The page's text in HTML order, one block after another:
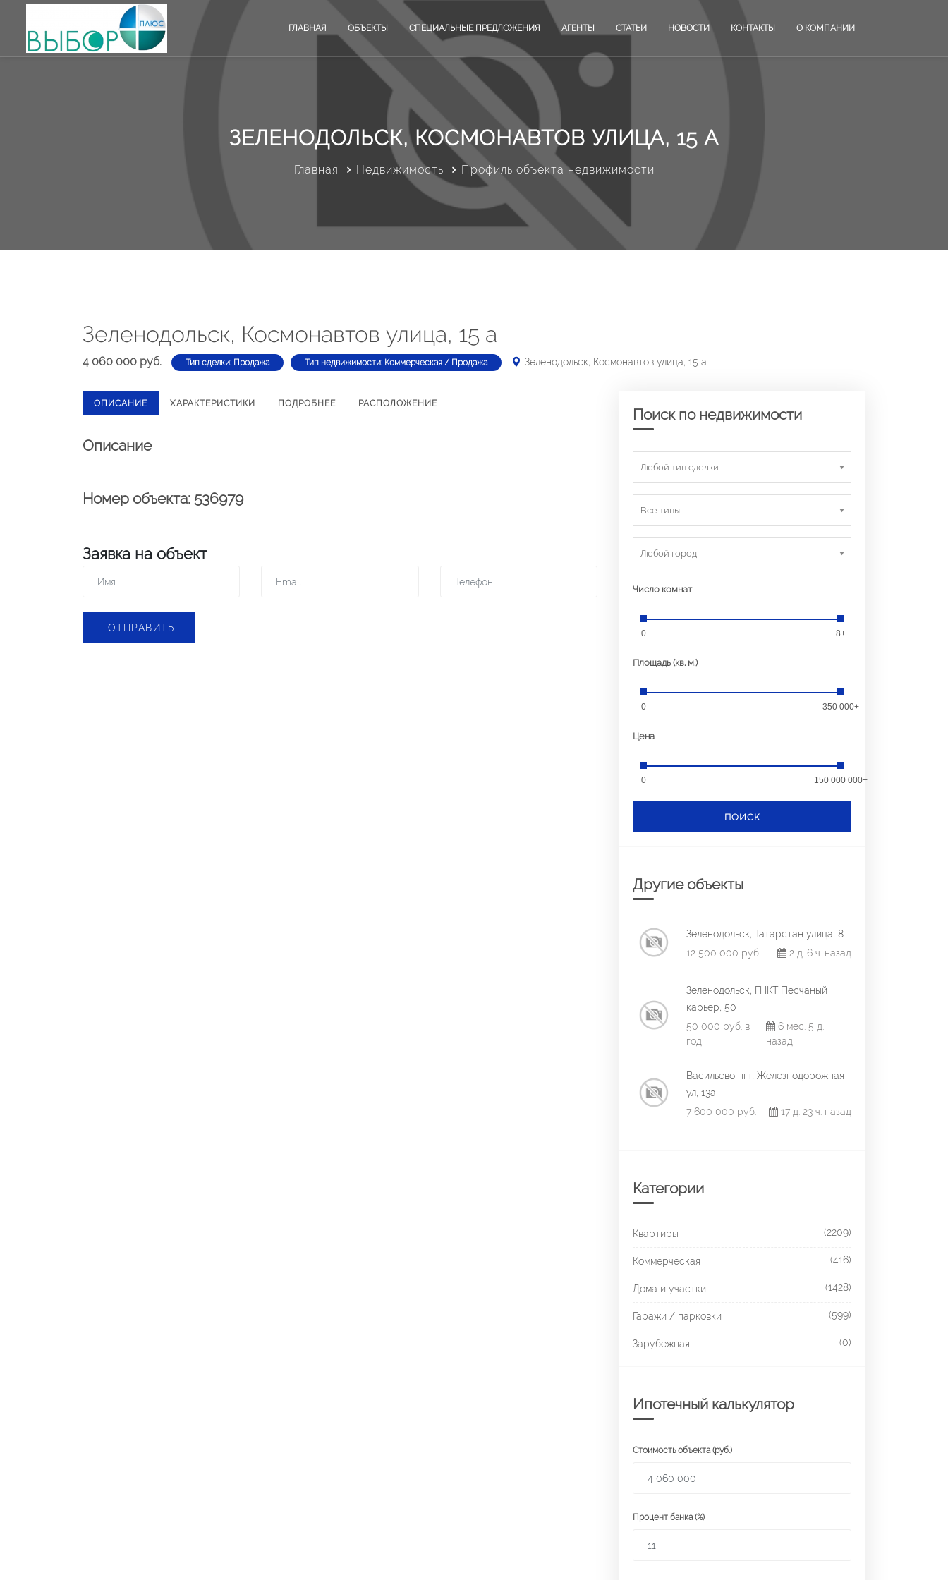
ГЛАВНАЯ ОБЪЕКТЫ СПЕЦИАЛЬНЫЕ ПРЕДЛОЖЕНИЯ АГЕНТЫ СТАТЬИ НОВОСТИ КОНТАКТЫ О КОМПАНИИ
ЗЕЛЕНОДОЛЬСК, КОСМОНАВТОВ УЛИЦА, 15 А
Главная Недвижимость Профиль объекта недвижимости
Зеленодольск, Космонавтов улица, 15 а
4 060 000 руб. Тип сделки: Продажа Тип недвижимости: Коммерческая / Продажа Зеленодольск, Космонавтов улица, 15 а
ОПИСАНИЕ ХАРАКТЕРИСТИКИ ПОДРОБНЕЕ РАСПОЛОЖЕНИЕ
Описание
Номер объекта: 536979
Заявка на объект
ОТПРАВИТЬ
Поиск по недвижимости
Любой тип сделки
Все типы
Любой город
Число комнат
0 8+
Площадь (кв. м.)
0 350 000+
Цена
0 150 000 000+
ПОИСК
Другие объекты
Зеленодольск, Татарстан улица, 8
12 500 000 руб.
2 д. 6 ч. назад
Зеленодольск, ГНКТ Песчаный
карьер, 50
50 000 руб. в
год
6 мес. 5 д.
назад
Васильево пгт, Железнодорожная
ул, 13а
7 600 000 руб.
17 д. 23 ч. назад
Категории
Квартиры (2209)
Коммерческая (416)
Дома и участки (1428)
Гаражи / парковки (599)
Зарубежная (0)
Ипотечный калькулятор
Стоимость объекта (руб.)
Процент банка (%)